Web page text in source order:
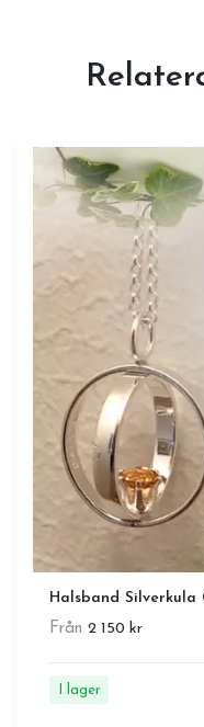
Halsband Silverkula
Från 2 150 kr
I lager